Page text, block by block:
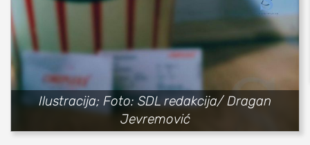
SEKCIJE
društvo
sport
fudbal
košarka
Ilustracija; Foto: SDL redakcija/ Dragan
Jevremović